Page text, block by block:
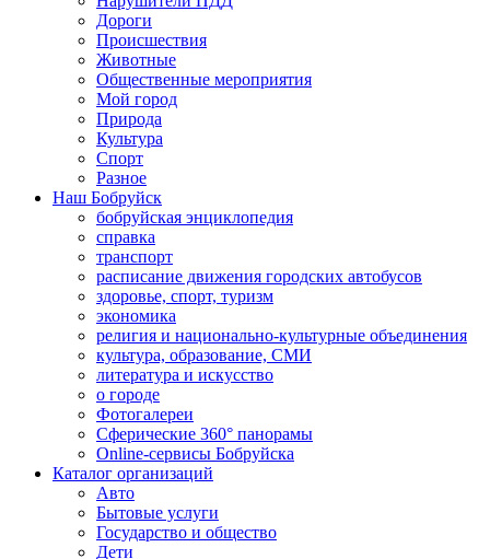
Дороги
Происшествия
Животные
Общественные мероприятия
Мой город
Природа
Культура
Спорт
Разное
Наш Бобруйск
бобруйская энциклопедия
справка
транспорт
расписание движения городских автобусов
здоровье, спорт, туризм
экономика
религия и национально-культурные объединения
культура, образование, СМИ
литература и искусство
о городе
Фотогалереи
Сферические 360° панорамы
Online-сервисы Бобруйска
Каталог организаций
Авто
Бытовые услуги
Государство и общество
Дети